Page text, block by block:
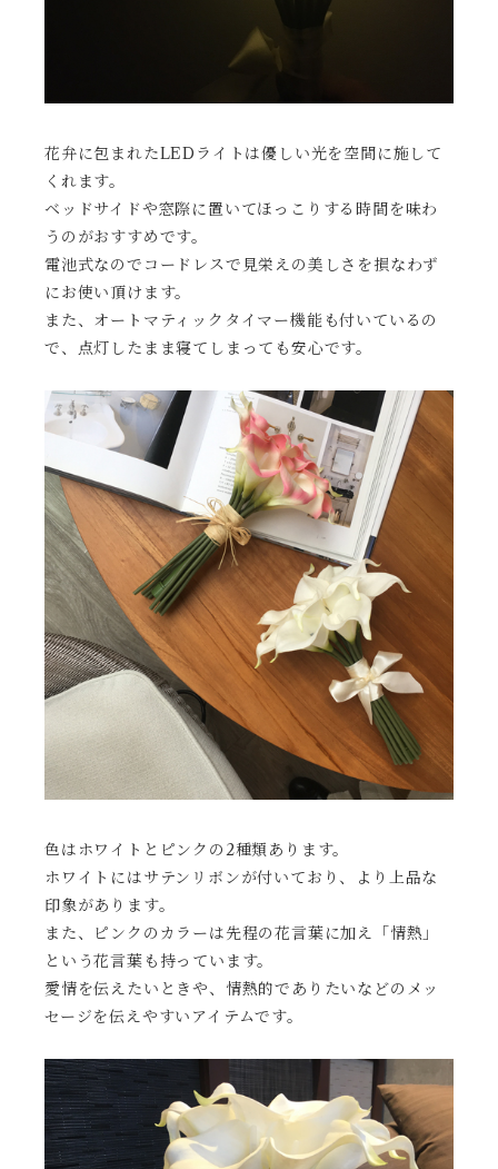
花弁に包まれたLEDライトは優しい光を空間に施して
くれます。
ベッドサイドや窓際に置いてほっこりする時間を味わ
うのがおすすめです。
電池式なのでコードレスで見栄えの美しさを損なわず
にお使い頂けます。
また、オートマティックタイマー機能も付いているの
で、点灯したまま寝てしまっても安心です。
色はホワイトとピンクの2種類あります。
ホワイトにはサテンリボンが付いており、より上品な
印象があります。
また、ピンクのカラーは先程の花言葉に加え「情熱」
という花言葉も持っています。
愛情を伝えたいときや、情熱的でありたいなどのメッ
セージを伝えやすいアイテムです。